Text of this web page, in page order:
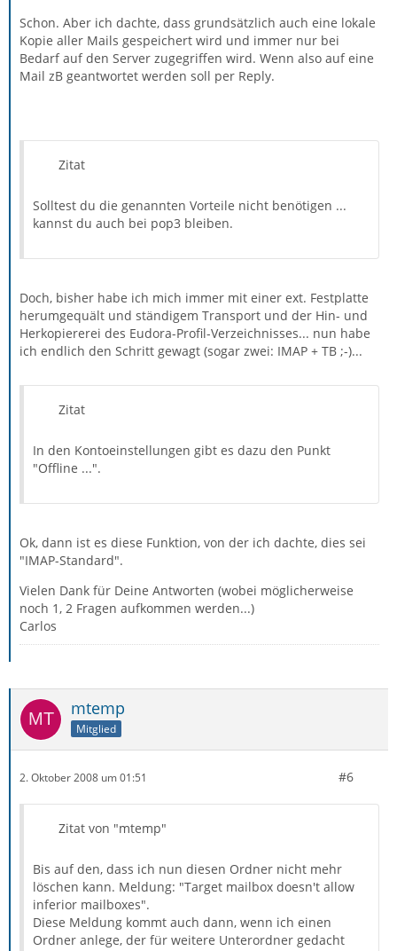
Schon. Aber ich dachte, dass grundsätzlich auch eine lokale
Kopie aller Mails gespeichert wird und immer nur bei
Bedarf auf den Server zugegriffen wird. Wenn also auf eine
Mail zB geantwortet werden soll per Reply.
Zitat
Solltest du die genannten Vorteile nicht benötigen ...
kannst du auch bei pop3 bleiben.
Doch, bisher habe ich mich immer mit einer ext. Festplatte
herumgequält und ständigem Transport und der Hin- und
Herkopiererei des Eudora-Profil-Verzeichnisses... nun habe
ich endlich den Schritt gewagt (sogar zwei: IMAP + TB ;-)...
Zitat
In den Kontoeinstellungen gibt es dazu den Punkt
"Offline ...".
Ok, dann ist es diese Funktion, von der ich dachte, dies sei
"IMAP-Standard".
Vielen Dank für Deine Antworten (wobei möglicherweise
noch 1, 2 Fragen aufkommen werden...)
Carlos
mtemp
Mitglied
2. Oktober 2008 um 01:51 #6
Zitat von "mtemp"
Bis auf den, dass ich nun diesen Ordner nicht mehr
löschen kann. Meldung: "Target mailbox doesn't allow
inferior mailboxes".
Diese Meldung kommt auch dann, wenn ich einen
Ordner anlege, der für weitere Unterordner gedacht